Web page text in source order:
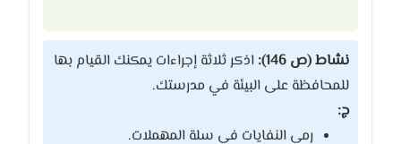
نشاط (ص 146):
اذكر ثلاثة إجراءات يمكنك القيام بها
للمحافظة على البيئة في مدرستك.
ج:
رمي النفايات في سلة المهملات.